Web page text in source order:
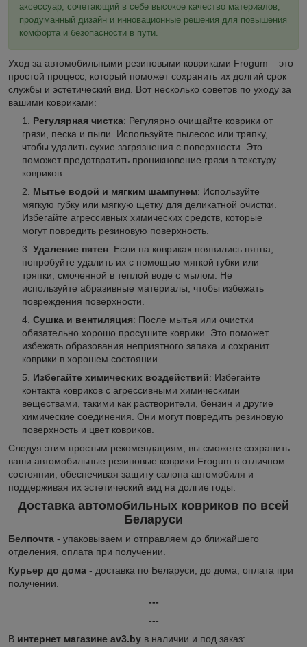
аксессуар, сочетающий в себе высокое качество материалов,
продуманный дизайн и инновационные решения для повышения
комфорта и безопасности в пути.
Уход за автомобильными резиновыми ковриками Frogum – это
простой процесс, который поможет сохранить их долгий срок
службы и эстетический вид. Вот несколько советов по уходу за
вашими ковриками:
Регулярная чистка: Регулярно очищайте коврики от
грязи, песка и пыли. Используйте пылесос или тряпку,
чтобы удалить сухие загрязнения с поверхности. Это
поможет предотвратить проникновение грязи в текстуру
ковриков.
Мытье водой и мягким шампунем: Используйте
мягкую губку или мягкую щетку для деликатной очистки.
Избегайте агрессивных химических средств, которые
могут повредить резиновую поверхность.
Удаление пятен: Если на ковриках появились пятна,
попробуйте удалить их с помощью мягкой губки или
тряпки, смоченной в теплой воде с мылом. Не
используйте абразивные материалы, чтобы избежать
повреждения поверхности.
Сушка и вентиляция: После мытья или очистки
обязательно хорошо просушите коврики. Это поможет
избежать образования неприятного запаха и сохранит
коврики в хорошем состоянии.
Избегайте химических воздействий: Избегайте
контакта ковриков с агрессивными химическими
веществами, такими как растворители, бензин и другие
химические соединения. Они могут повредить резиновую
поверхность и цвет ковриков.
Следуя этим простым рекомендациям, вы сможете сохранить
ваши автомобильные резиновые коврики Frogum в отличном
состоянии, обеспечивая защиту салона автомобиля и
поддерживая их эстетический вид на долгие годы.
Доставка автомобильных ковриков по всей
Беларуси
Белпочта - упаковываем и отправляем до ближайшего
отделения, оплата при получении.
Курьер до дома - доставка по Беларуси, до дома, оплата при
получении.
---
---
В интернет магазине av3.by в наличии и под заказ: